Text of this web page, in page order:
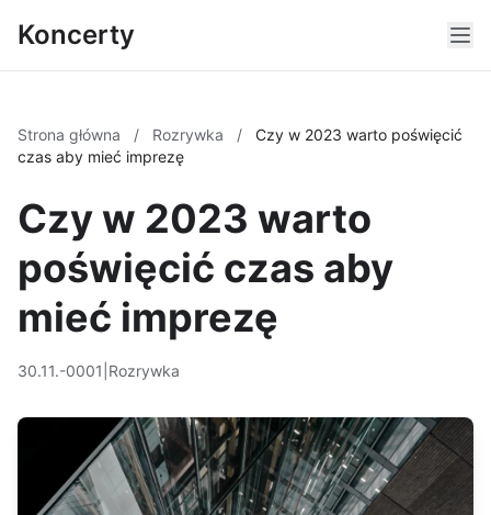
Koncerty
Strona główna / Rozrywka /
Czy w 2023 warto poświęcić
czas aby mieć imprezę
Czy w 2023 warto
poświęcić czas aby
mieć imprezę
30.11.-0001 Rozrywka